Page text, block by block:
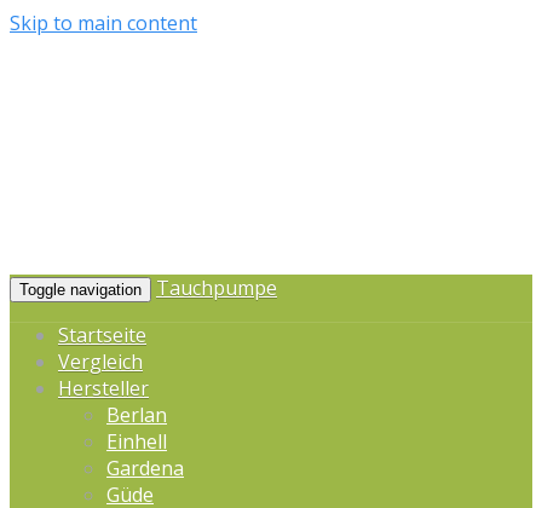
Skip to main content
Toggle navigation
Tauchpumpe
Startseite
Vergleich
Hersteller
Berlan
Einhell
Gardena
Güde